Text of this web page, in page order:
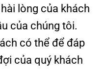
lòng của khách
của chúng tôi.
có thể để đáp
của quý khách